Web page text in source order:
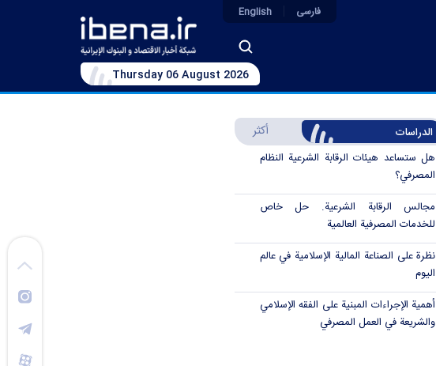
فارسی English
Thursday 06 August 2026
الدراسات أكثر
هل ستساعد هيئات الرقابة الشرعية النظام
المصرفي؟
مجالس الرقابة الشرعية. حل خاص
للخدمات المصرفية العالمية
نظرة على الصناعة المالية الإسلامية في عالم
اليوم
أهمية الإجراءات المبنية على الفقه الإسلامي
والشريعة في العمل المصرفي